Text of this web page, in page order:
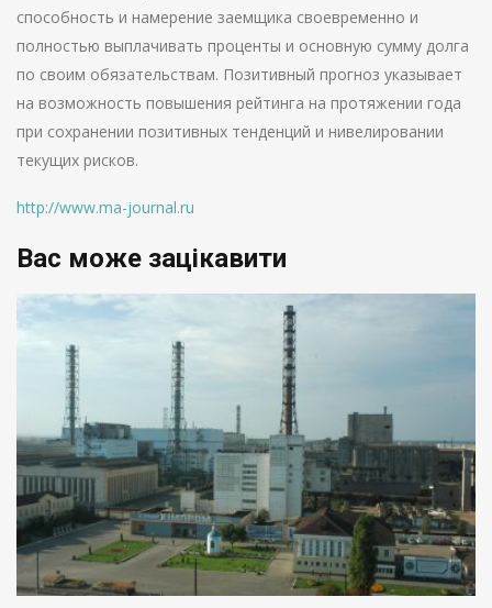
способность и намерение заемщика своевременно и
полностью выплачивать проценты и основную сумму долга
по своим обязательствам. Позитивный прогноз указывает
на возможность повышения рейтинга на протяжении года
при сохранении позитивных тенденций и нивелировании
текущих рисков.
http://www.ma-journal.ru
Вас може зацікавити